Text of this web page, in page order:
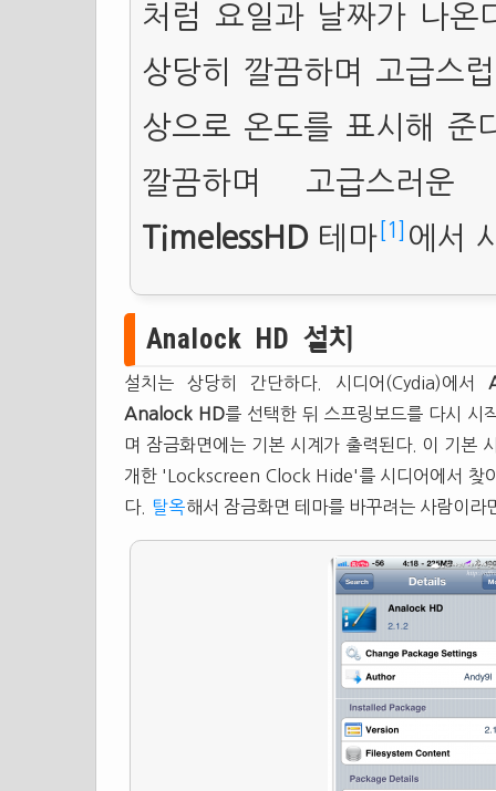
처럼 요일과 날짜가 나
상당히 깔끔하며 고급스
상으로 온도를 표시해 준
깔끔하며 고급스러운
TimelessHD 테마 [1] 에서
Analock HD 설치
설치는 상당히 간단하다. 시디어(Cydia)에서
Analock HD를 선택한 뒤 스프링보드를 다시 시
며 잠금화면에는 기본 시계가 출력된다. 이 기본
개한 'Lockscreen Clock Hide'를 시디어에서 찾
다.
탈옥해서 잠금화면 테마를 바꾸려는 사람이